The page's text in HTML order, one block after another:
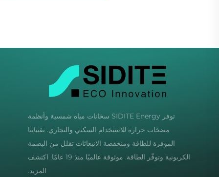
توفر SIDITE Energy سخانات مياه شمسية وأنظمة
مضخات حرارة للاستخدام السكني والتجاري. تقنياتنا
الموفرة للطاقة ومنخفضة الانبعاثات تقلل من البصمة
الكربونية وتوفّر الطاقة. موثوقة عالميًا منذ 19 عامًا. اكتشف
المزيد.